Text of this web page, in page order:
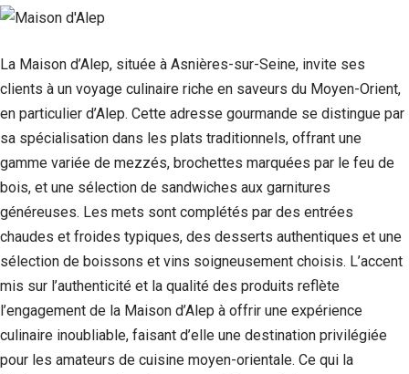
La Maison d’Alep, située à Asnières-sur-Seine, invite ses
clients à un voyage culinaire riche en saveurs du Moyen-Orient,
en particulier d’Alep. Cette adresse gourmande se distingue par
sa spécialisation dans les plats traditionnels, offrant une
gamme variée de mezzés, brochettes marquées par le feu de
bois, et une sélection de sandwiches aux garnitures
généreuses. Les mets sont complétés par des entrées
chaudes et froides typiques, des desserts authentiques et une
sélection de boissons et vins soigneusement choisis. L’accent
mis sur l’authenticité et la qualité des produits reflète
l’engagement de la Maison d’Alep à offrir une expérience
culinaire inoubliable, faisant d’elle une destination privilégiée
pour les amateurs de cuisine moyen-orientale. Ce qui la
Nécessaire
sont pas
facultatifs. Ils
nécessaires au
fonctionnement